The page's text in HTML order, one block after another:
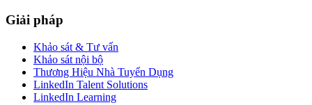
Giải pháp
Khảo sát & Tư vấn
Khảo sát nội bộ
Thương Hiệu Nhà Tuyển Dụng
LinkedIn Talent Solutions
LinkedIn Learning